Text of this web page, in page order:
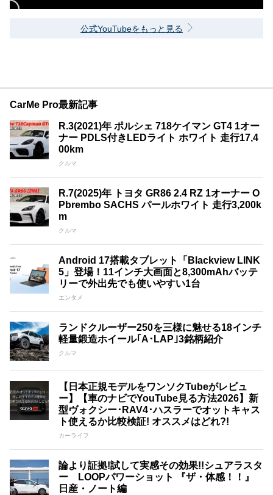
公式YouTubeをもっと見る
CarMe Pro最新記事
R.3(2021)年 ポルシェ 718ケイマン GT4 1オー
ナー PDLS付きLEDライト ホワイト 走行17,4
00km
クルマ
R.7(2025)年 トヨタ GR86 2.4 RZ 1オーナー O
Pbrembo SACHS パールホワイト 走行3,200k
m
クルマ
Android 17搭載タブレット「Blackview LINK
5」登場！11インチ大画面と8,300mAhバッテ
リーで外出先でも使いやすい1台
エンタメ
ランドクルーザー250を三様に魅せる18インチ
軽量鍛造ホイール｢A･LAP｣3銘柄紹介
クルマ
【日本正規モデルをワンソクTubeがレビュ
ー】【車のナビでYouTube見る方法2026】新
型ヴォクシー･RAV4･ハスラーでオットキャス
ト使えるか比較検証! オススメはどれ?!
カーライフ
論より証拠!試して実感その効果!!シュアラスタ
ー LOOPパワーショット 『ザ・体感！！』
日産・ノート編